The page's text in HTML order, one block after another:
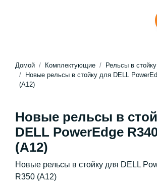
Домой Комплектующие
Рельсы в стойку
Новые рельсы в стойку для DELL
(A12)
Новые рельсы в
DELL PowerEdge
(A12)
Новые рельсы в стойку для DELL
R350 (A12)